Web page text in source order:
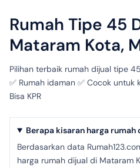
Rumah Tipe 45
Mataram Kota,
Pilihan terbaik rumah dijual tipe
✅ Rumah idaman ✅ Cocok untuk
Bisa KPR
Berapa kisaran harga rumah
Berdasarkan data
harga rumah dijual di Mataram